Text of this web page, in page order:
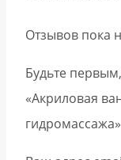
Отзывов пока
Будьте
«Акриловая
гидромассажа»